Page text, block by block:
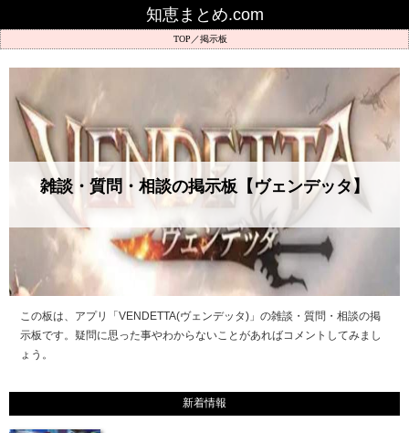
知恵まとめ.com
掲示板
雑談・質問・相談の掲示板【ヴェンデッタ】
この板は、アプリ「VENDETTA(ヴェンデッタ)」の雑談・質問・相談の掲
示板です。疑問に思った事やわからないことがあればコメントしてみまし
ょう。
新着情報